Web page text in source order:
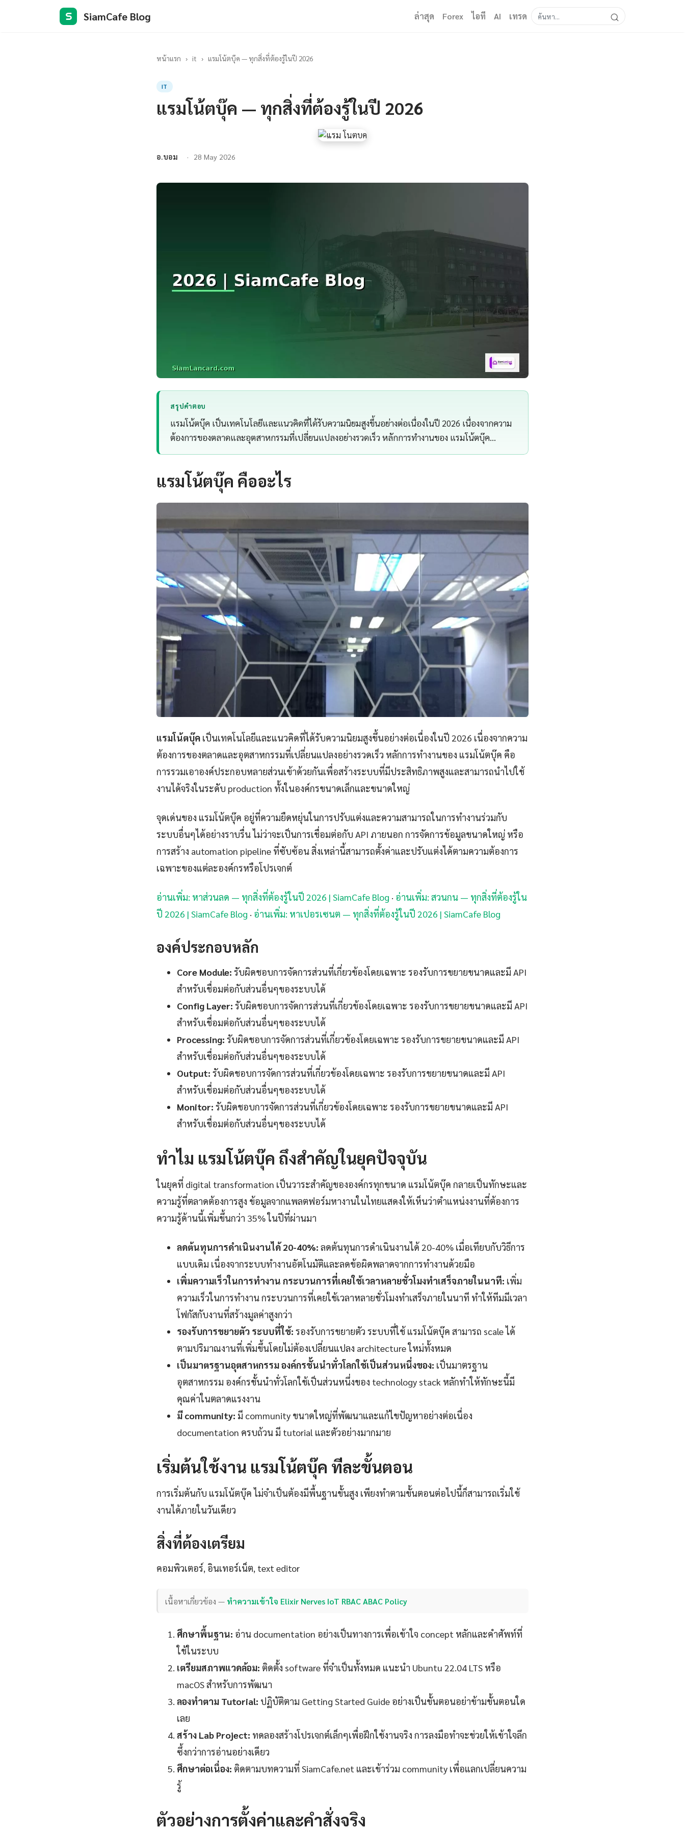
S SiamCafe Blog ล่าสุด Forex ไอที AI เทรด
หน้าแรก › it › แรมโน้ตบุ๊ค — ทุกสิ่งที่ต้องรู้ในปี 2026
IT
แรมโน้ตบุ๊ค — ทุกสิ่งที่ต้องรู้ในปี 2026
อ.บอม 28 May 2026
สรุปคำตอบ
แรมโน้ตบุ๊ค เป็นเทคโนโลยีและแนวคิดที่ได้รับความนิยมสูงขึ้นอย่างต่อเนื่องในปี 2026 เนื่องจากความ
ต้องการของตลาดและอุตสาหกรรมที่เปลี่ยนแปลงอย่างรวดเร็ว หลักการทำงานของ แรมโน้ตบุ๊ค…
แรมโน้ตบุ๊ค คืออะไร
แรมโน้ตบุ๊ค เป็นเทคโนโลยีและแนวคิดที่ได้รับความนิยมสูงขึ้นอย่างต่อเนื่องในปี 2026 เนื่องจากความ
ต้องการของตลาดและอุตสาหกรรมที่เปลี่ยนแปลงอย่างรวดเร็ว หลักการทำงานของ แรมโน้ตบุ๊ค คือ
การรวมเอาองค์ประกอบหลายส่วนเข้าด้วยกันเพื่อสร้างระบบที่มีประสิทธิภาพสูงและสามารถนำไปใช้
งานได้จริงในระดับ production ทั้งในองค์กรขนาดเล็กและขนาดใหญ่
จุดเด่นของ แรมโน้ตบุ๊ค อยู่ที่ความยืดหยุ่นในการปรับแต่งและความสามารถในการทำงานร่วมกับ
ระบบอื่นๆได้อย่างราบรื่น ไม่ว่าจะเป็นการเชื่อมต่อกับ API ภายนอก การจัดการข้อมูลขนาดใหญ่ หรือ
การสร้าง automation pipeline ที่ซับซ้อน สิ่งเหล่านี้สามารถตั้งค่าและปรับแต่งได้ตามความต้องการ
เฉพาะของแต่ละองค์กรหรือโปรเจกต์
อ่านเพิ่ม: หาส่วนลด — ทุกสิ่งที่ต้องรู้ในปี 2026 | SiamCafe Blog · อ่านเพิ่ม: สวนกน — ทุกสิ่งที่ต้องรู้ใน
ปี 2026 | SiamCafe Blog · อ่านเพิ่ม: หาเปอรเซนต — ทุกสิ่งที่ต้องรู้ในปี 2026 | SiamCafe Blog
องค์ประกอบหลัก
Core Module: รับผิดชอบการจัดการส่วนที่เกี่ยวข้องโดยเฉพาะ รองรับการขยายขนาดและมี API
สำหรับเชื่อมต่อกับส่วนอื่นๆของระบบได้
Config Layer: รับผิดชอบการจัดการส่วนที่เกี่ยวข้องโดยเฉพาะ รองรับการขยายขนาดและมี API
สำหรับเชื่อมต่อกับส่วนอื่นๆของระบบได้
Processing: รับผิดชอบการจัดการส่วนที่เกี่ยวข้องโดยเฉพาะ รองรับการขยายขนาดและมี API
สำหรับเชื่อมต่อกับส่วนอื่นๆของระบบได้
Output: รับผิดชอบการจัดการส่วนที่เกี่ยวข้องโดยเฉพาะ รองรับการขยายขนาดและมี API
สำหรับเชื่อมต่อกับส่วนอื่นๆของระบบได้
Monitor: รับผิดชอบการจัดการส่วนที่เกี่ยวข้องโดยเฉพาะ รองรับการขยายขนาดและมี API
สำหรับเชื่อมต่อกับส่วนอื่นๆของระบบได้
ทำไม แรมโน้ตบุ๊ค ถึงสำคัญในยุคปัจจุบัน
ในยุคที่ digital transformation เป็นวาระสำคัญขององค์กรทุกขนาด แรมโน้ตบุ๊ค กลายเป็นทักษะและ
ความรู้ที่ตลาดต้องการสูง ข้อมูลจากแพลตฟอร์มหางานในไทยแสดงให้เห็นว่าตำแหน่งงานที่ต้องการ
ความรู้ด้านนี้เพิ่มขึ้นกว่า 35% ในปีที่ผ่านมา
ลดต้นทุนการดำเนินงานได้ 20-40%: ลดต้นทุนการดำเนินงานได้ 20-40% เมื่อเทียบกับวิธีการ
แบบเดิม เนื่องจากระบบทำงานอัตโนมัติและลดข้อผิดพลาดจากการทำงานด้วยมือ
เพิ่มความเร็วในการทำงาน กระบวนการที่เคยใช้เวลาหลายชั่วโมงทำเสร็จภายในนาที: เพิ่ม
ความเร็วในการทำงาน กระบวนการที่เคยใช้เวลาหลายชั่วโมงทำเสร็จภายในนาที ทำให้ทีมมีเวลา
โฟกัสกับงานที่สร้างมูลค่าสูงกว่า
รองรับการขยายตัว ระบบที่ใช้: รองรับการขยายตัว ระบบที่ใช้ แรมโน้ตบุ๊ค สามารถ scale ได้
ตามปริมาณงานที่เพิ่มขึ้นโดยไม่ต้องเปลี่ยนแปลง architecture ใหม่ทั้งหมด
เป็นมาตรฐานอุตสาหกรรม องค์กรชั้นนำทั่วโลกใช้เป็นส่วนหนึ่งของ: เป็นมาตรฐาน
อุตสาหกรรม องค์กรชั้นนำทั่วโลกใช้เป็นส่วนหนึ่งของ technology stack หลักทำให้ทักษะนี้มี
คุณค่าในตลาดแรงงาน
มี community: มี community ขนาดใหญ่ที่พัฒนาและแก้ไขปัญหาอย่างต่อเนื่อง
documentation ครบถ้วน มี tutorial และตัวอย่างมากมาย
เริ่มต้นใช้งาน แรมโน้ตบุ๊ค ทีละขั้นตอน
การเริ่มต้นกับ แรมโน้ตบุ๊ค ไม่จำเป็นต้องมีพื้นฐานขั้นสูง เพียงทำตามขั้นตอนต่อไปนี้ก็สามารถเริ่มใช้
งานได้ภายในวันเดียว
สิ่งที่ต้องเตรียม
คอมพิวเตอร์, อินเทอร์เน็ต, text editor
เนื้อหาเกี่ยวข้อง — ทำความเข้าใจ Elixir Nerves IoT RBAC ABAC Policy
ศึกษาพื้นฐาน: อ่าน documentation อย่างเป็นทางการเพื่อเข้าใจ concept หลักและคำศัพท์ที่
ใช้ในระบบ
เตรียมสภาพแวดล้อม: ติดตั้ง software ที่จำเป็นทั้งหมด แนะนำ Ubuntu 22.04 LTS หรือ
macOS สำหรับการพัฒนา
ลองทำตาม Tutorial: ปฏิบัติตาม Getting Started Guide อย่างเป็นขั้นตอนอย่าข้ามขั้นตอนใด
เลย
สร้าง Lab Project: ทดลองสร้างโปรเจกต์เล็กๆเพื่อฝึกใช้งานจริง การลงมือทำจะช่วยให้เข้าใจลึก
ซึ้งกว่าการอ่านอย่างเดียว
ศึกษาต่อเนื่อง: ติดตามบทความที่ SiamCafe.net และเข้าร่วม community เพื่อแลกเปลี่ยนความ
รู้
ตัวอย่างการตั้งค่าและคำสั่งจริง